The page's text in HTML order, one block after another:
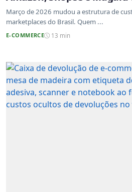
atualizadas
Março de 2026 mudou a estrutura de
marketplaces do Brasil. Quem ...
E-COMMERCE 13 min